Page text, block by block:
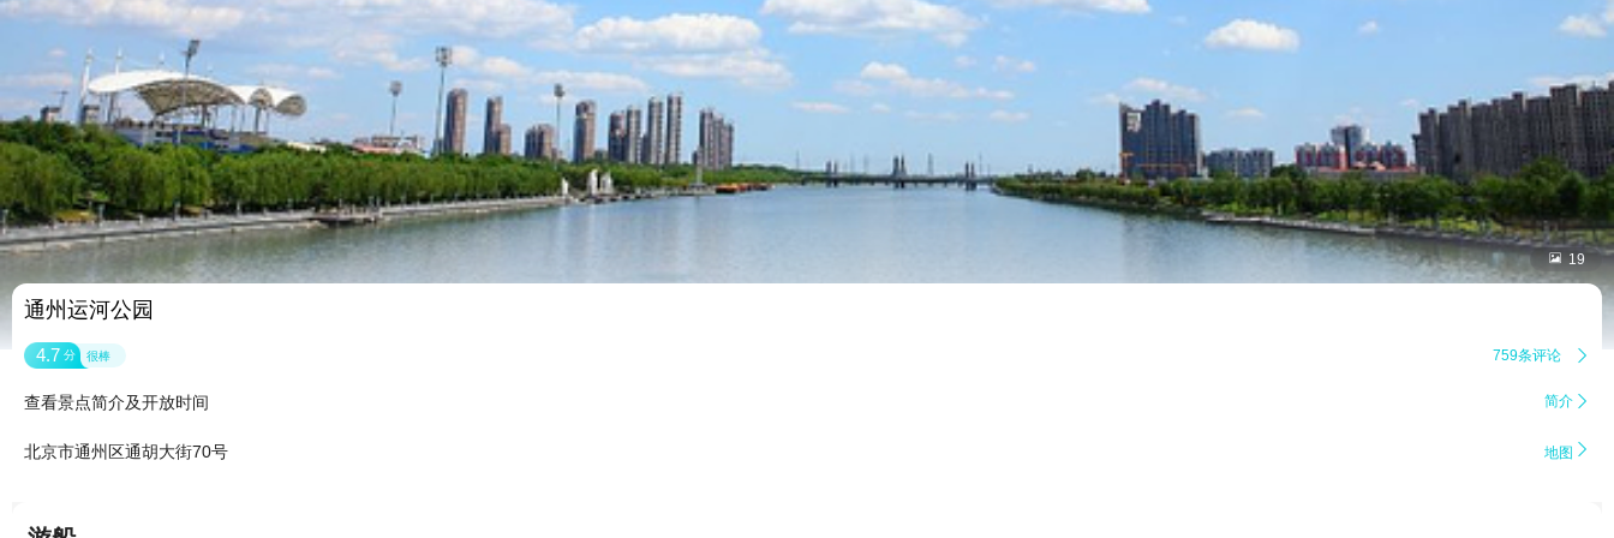
 19
通州运河公园
4.7 分 很棒 759条评论 
查看景点简介及开放时间 简介 
北京市通州区通胡大街70号 地图 